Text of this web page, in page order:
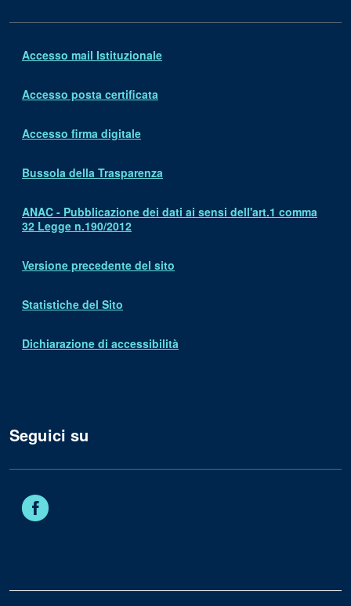
Accesso mail Istituzionale
Accesso posta certificata
Accesso firma digitale
Bussola della Trasparenza
ANAC - Pubblicazione dei dati ai sensi dell'art.1 comma
32 Legge n.190/2012
Versione precedente del sito
Statistiche del Sito
Dichiarazione di accessibilità
Seguici su